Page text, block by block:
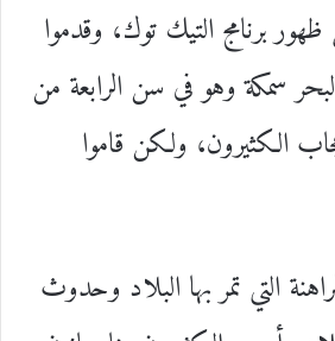
برنامج التيك توك، وقدموا
سمكة وهو في سن الرابعة من
الكثيرون، ولكن قاموا
التي تمر بها البلاد وحدوث